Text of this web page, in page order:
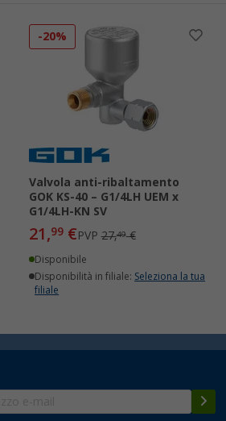
-20%
Valvola anti-ribaltamento
GOK KS-40 – G1/4LH UEM x
G1/4LH-KN SV
21,99€PVP27,49€
Disponibile
Disponibilità in filiale: Seleziona la tua
filiale